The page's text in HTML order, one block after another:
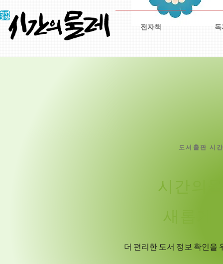
전자책
도서출판 시
시간의
새롭게
더 편리한 도서 정보 확인을